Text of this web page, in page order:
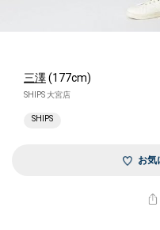
三澤(177cm)
SHIPS 大宮店
SHIPS
お気